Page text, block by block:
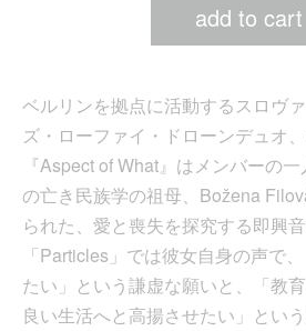
add to cart
ベルリンを拠点に活動するスロヴ
ズ・ローファイ・ドローンデュオ
『Aspect of What』はメンバーの
の亡き民族学の祖母、Božena
られた、愛と喪失を探究する即興
「Particles」では彼女自身の声で
たい」という謙虚な願いと、「教
良い生活へと高揚させたい」とい